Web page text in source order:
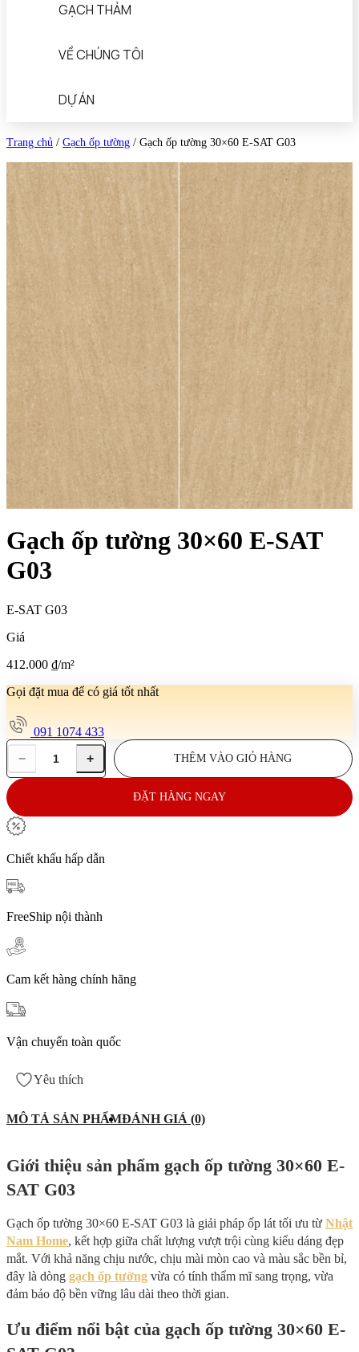
GẠCH THẢM
VỀ CHÚNG TÔI
DỰ ÁN
Trang chủ / Gạch ốp tường / Gạch ốp tường 30×60 E-SAT G03
Gạch ốp tường 30×60 E-SAT
G03
E-SAT G03
Giá
412.000 ₫/m²
Gọi đặt mua để có giá tốt nhất
091 1074 433
Gạch
ốp
tường
30x60
E-
SAT
G03
số
lượng
− + THÊM VÀO GIỎ HÀNG
ĐẶT HÀNG NGAY
Chiết khấu hấp dẫn
FreeShip nội thành
Cam kết hàng chính hãng
Vận chuyển toàn quốc
Yêu thích
MÔ TẢ SẢN PHẨMĐÁNH GIÁ (0)
Giới thiệu sản phẩm gạch ốp tường 30×60 E-
SAT G03
Gạch ốp tường 30×60 E-SAT G03 là giải pháp ốp lát tối ưu từ Nhật
Nam Home, kết hợp giữa chất lượng vượt trội cùng kiểu dáng đẹp
mắt. Với khả năng chịu nước, chịu mài mòn cao và màu sắc bền bỉ,
đây là dòng gạch ốp tường vừa có tính thẩm mĩ sang trọng, vừa
đảm bảo độ bền vững lâu dài theo thời gian.
Ưu điểm nổi bật của gạch ốp tường 30×60 E-